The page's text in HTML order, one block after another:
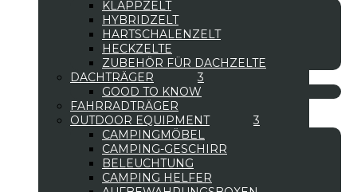
KLAPPZELT
HYBRIDZELT
HARTSCHALENZELT
HECKZELTE
ZUBEHÖR FÜR DACHZELTE
DACHTRÄGER
GOOD TO KNOW
FAHRRADTRÄGER
OUTDOOR EQUIPMENT
CAMPINGMÖBEL
CAMPING-GESCHIRR
BELEUCHTUNG
CAMPING HELFER